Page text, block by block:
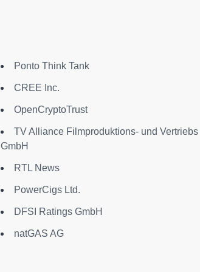
Ponto Think Tank
CREE Inc.
OpenCryptoTrust
TV Alliance Filmproduktions- und Vertriebs
GmbH
RTL News
PowerCigs Ltd.
DFSI Ratings GmbH
natGAS AG